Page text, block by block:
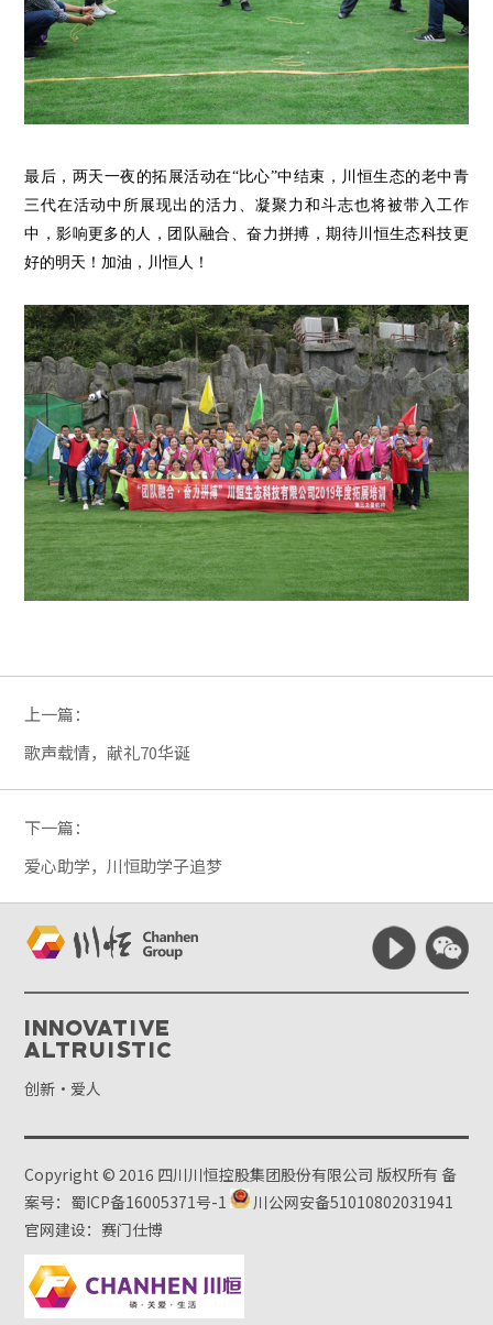
最后，两天一夜的拓展活动在“比心”中结束， 川恒生态的老中青
三代在活动中 所展现出的活力、凝聚 力 和 斗志也将被带入工作
中，影响更多的人，团队融合、奋力拼搏，期待川恒生态科技更
好的明天！加油，川恒人！
上一篇：
歌声载情，献礼70华诞
下一篇：
爱心助学，川恒助学子追梦
Innovative
Altruistic
创新·爱人
Copyright © 2016 四川川恒控股集团股份有限公司 版权所有备
案号：蜀ICP备16005371号-1
川公网安备51010802031941
官网建设：赛门仕博